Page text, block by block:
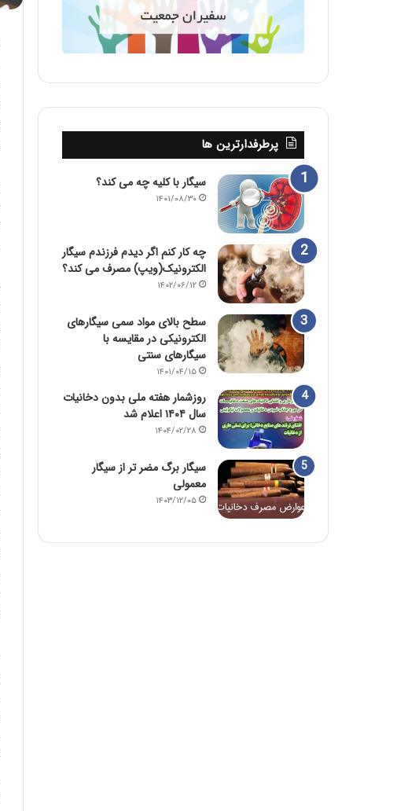
پرطرفدارترین ها
سیگار با کلیه چه می کند؟
۱۴۰۱/۰۸/۳۰
چه کار کنم اگر دیدم فرزندم سیگار
الکترونیک(ویپ) مصرف می کند؟
۱۴۰۲/۰۶/۱۲
سطح بالای مواد سمی سیگارهای
الکترونیکی در مقایسه با
سیگارهای سنتی
۱۴۰۱/۰۴/۱۵
روزشمار هفته ملی بدون دخانیات
سال ۱۴۰۴ اعلام شد
۱۴۰۴/۰۲/۲۸
سیگار برگ مضر تر از سیگار
معمولی
۱۴۰۳/۱۲/۰۵